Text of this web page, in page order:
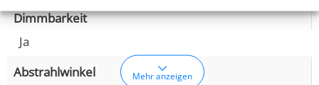
Dimmbarkeit
Ja
Abstrahlwinkel
Mehr anzeigen